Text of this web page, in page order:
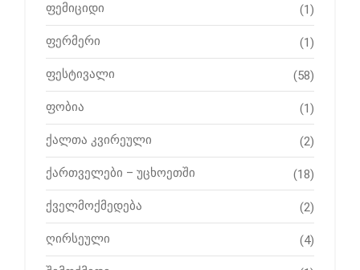
ფემიციდი (1)
ფერმერი (1)
ფესტივალი (58)
ფობია (1)
ქალთა კვირეული (2)
ქართველები – უცხოეთში (18)
ქველმოქმედება (2)
ღირსეული (4)